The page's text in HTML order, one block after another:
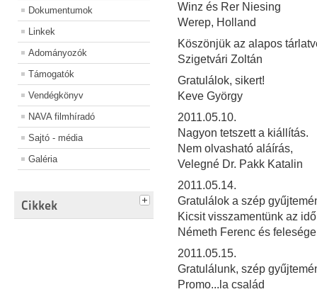
Dokumentumok
Linkek
Adományozók
Támogatók
Vendégkönyv
NAVA filmhíradó
Sajtó - média
Galéria
Cikkek
Winz és Rer Niesing
Werep, Holland
Köszönjük az alapos
Szigetvári Zoltán
Gratulálok, sikert!
Keve György
2011.05.10.
Nagyon tetszett a kiállítás.
Nem olvasható aláírás,
Velegné Dr. Pakk Katalin
2011.05.14.
Gratulálok a szép
Kicsit visszamentünk az
Németh Ferenc és
2011.05.15.
Gratulálunk, szép
Promo...la család